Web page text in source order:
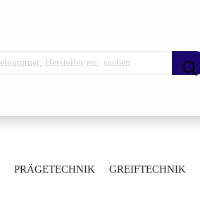
PRÄGETECHNIK GREIFTECHNIK
»